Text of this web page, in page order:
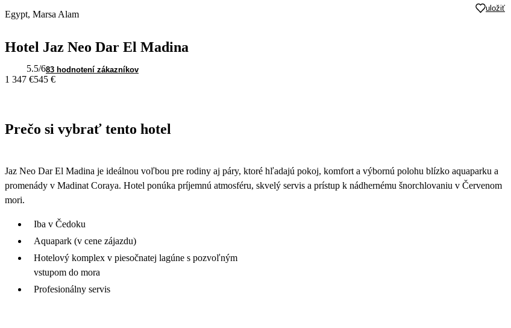
Egypt, Marsa Alam
uložiť
Hotel Jaz Neo Dar El Madina
5.5/683 hodnotení zákazníkov
1 347 €545 €
Prečo si vybrať tento hotel
Jaz Neo Dar El Madina je ideálnou voľbou pre rodiny aj páry, ktoré hľadajú pokoj, komfort a výbornú polohu blízko aquaparku a
promenády v Madinat Coraya. Hotel ponúka príjemnú atmosféru, skvelý servis a prístup k nádhernému šnorchlovaniu v Červenom
mori.
Iba v Čedoku
Aquapark (v cene zájazdu)
Hotelový komplex v piesočnatej lagúne s pozvoľným
vstupom do mora
Profesionálny servis